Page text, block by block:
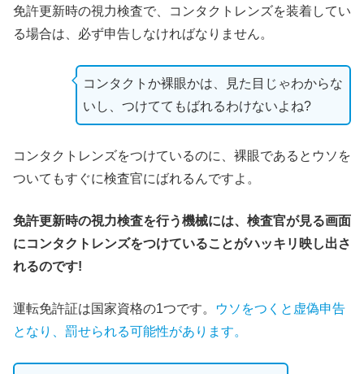
免許更新時の視力検査で、コンタクトレンズを装着してい
る場合は、必ず申告しなければなりません。
コンタクトか裸眼かは、見た目じゃわからな
いし、つけててもばれるわけないよね?
コンタクトレンズをつけているのに、裸眼であるとウソを
ついてもすぐに検査官にばれるんですよ。
免許更新時の視力検査を行う機械には、検査官が見る画面
にコンタクトレンズをつけていることがハッキリ映し出さ
れるのです!
運転免許証は国家資格の1つです。
ウソをつくと虚偽申告
となり、罰せられる可能性があります。